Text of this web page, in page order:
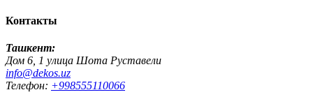
Контакты
Ташкент:
Дом 6, 1 улица Шота Руставели
info@dekos.uz
Телефон: +998555110066